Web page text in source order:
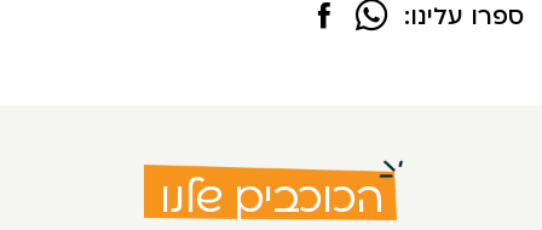
ספרו עלינו:
הכוכבים שלנו